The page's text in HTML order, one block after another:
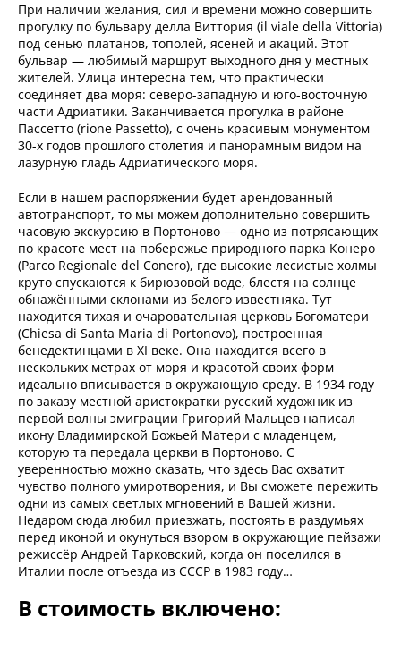
При наличии желания, сил и времени можно совершить
прогулку по бульвару делла Виттория (il viale della Vittoria)
под сенью платанов, тополей, ясеней и акаций. Этот
бульвар — любимый маршрут выходного дня у местных
жителей. Улица интересна тем, что практически
соединяет два моря: северо-западную и юго-восточную
части Адриатики. Заканчивается прогулка в районе
Пассетто (rione Passetto), с очень красивым монументом
30-х годов прошлого столетия и панорамным видом на
лазурную гладь Адриатического моря.
Если в нашем распоряжении будет арендованный
автотранспорт, то мы можем дополнительно совершить
часовую экскурсию в Портоново — одно из потрясающих
по красоте мест на побережье природного парка Конеро
(Parco Regionale del Conero), где высокие лесистые холмы
круто спускаются к бирюзовой воде, блестя на солнце
обнажёнными склонами из белого известняка. Тут
находится тихая и очаровательная церковь Богоматери
(Chiesa di Santa Maria di Portonovo), построенная
бенедектинцами в XI веке. Она находится всего в
нескольких метрах от моря и красотой своих форм
идеально вписывается в окружающую среду. В 1934 году
по заказу местной аристократки русский художник из
первой волны эмиграции Григорий Мальцев написал
икону Владимирской Божьей Матери с младенцем,
которую та передала церкви в Портоново. С
уверенностью можно сказать, что здесь Вас охватит
чувство полного умиротворения, и Вы сможете пережить
одни из самых светлых мгновений в Вашей жизни.
Недаром сюда любил приезжать, постоять в раздумьях
перед иконой и окунуться взором в окружающие пейзажи
режиссёр Андрей Тарковский, когда он поселился в
Италии после отъезда из СССР в 1983 году…
В стоимость включено: